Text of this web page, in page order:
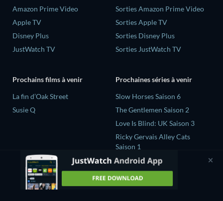
Amazon Prime Video
Apple TV
Disney Plus
JustWatch TV
Sorties Amazon Prime Video
Sorties Apple TV
Sorties Disney Plus
Sorties JustWatch TV
Prochains films à venir
La fin d’Oak Street
Susie Q
Prochaines séries à venir
Slow Horses Saison 6
The Gentlemen Saison 2
Love Is Blind: UK Saison 3
Ricky Gervais Alley Cats
Saison 1
Operation Safed Sagar Saison
1